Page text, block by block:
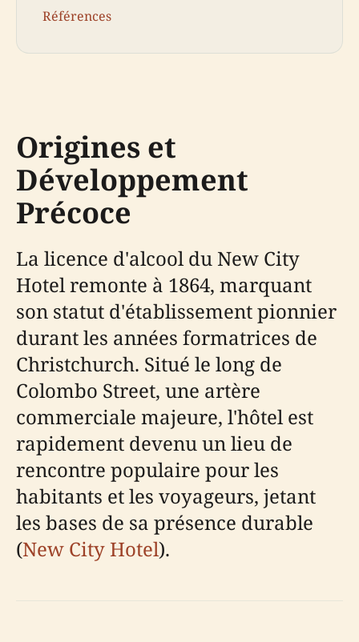
Références
Origines et
Développement
Précoce
La licence d'alcool du New City
Hotel remonte à 1864, marquant
son statut d'établissement pionnier
durant les années formatrices de
Christchurch. Situé le long de
Colombo Street, une artère
commerciale majeure, l'hôtel est
rapidement devenu un lieu de
rencontre populaire pour les
habitants et les voyageurs, jetant
les bases de sa présence durable
(New City Hotel).